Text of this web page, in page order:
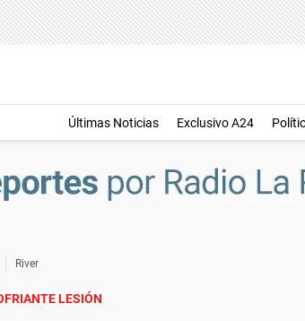
Últimas Noticias Exclusivo A24
River
LESIÓN